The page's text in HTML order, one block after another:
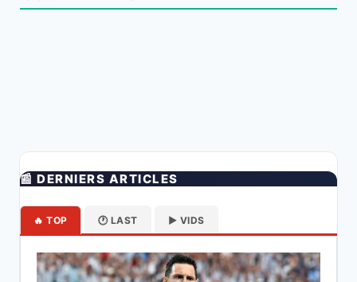
📰 DERNIERS ARTICLES
🔥 TOP 🕐 LAST ▶️ VIDS